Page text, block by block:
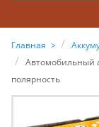
Главная
Автомобильный
полярность